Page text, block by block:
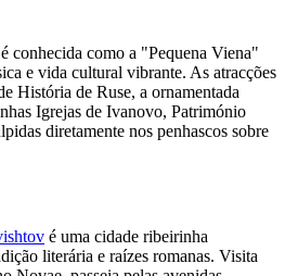
é conhecida como a "Pequena Viena"
e vida cultural vibrante. As atracções
História de Ruse, a ornamentada
Igrejas de Ivanovo, Património
diretamente nos penhascos sobre
é uma cidade ribeirinha
literária e raízes romanas. Visita